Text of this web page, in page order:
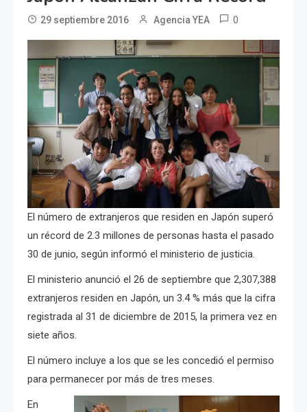
29 septiembre 2016 Agencia YEA 0
El número de extranjeros que residen en Japón superó
un récord de 2.3 millones de personas hasta el pasado
30 de junio, según informó el ministerio de justicia.
El ministerio anunció el 26 de septiembre que 2,307,388
extranjeros residen en Japón, un 3.4 % más que la cifra
registrada al 31 de diciembre de 2015, la primera vez en
siete años.
El número incluye a los que se les concedió el permiso
para permanecer por más de tres meses.
En